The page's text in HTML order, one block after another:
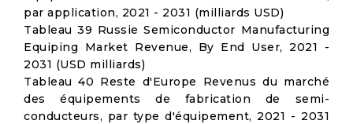
par application, 2021 - 2031 (milliards USD)
Tableau 39 Russie Semiconductor Manufacturing
Equiping Market Revenue, By End User, 2021 -
2031 (USD milliards)
Tableau 40 Reste d'Europe Revenus du marché
des équipements de fabrication de semi-
conducteurs, par type d'équipement, 2021 - 2031